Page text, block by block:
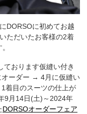
DORSOに初めてお越
ただいたお客様の2着
ております仮縫い付き
オーダー → 4月に仮縫い
着目のスーツの仕上が
9月14日(土)～2024年
DORSOオーダーフェア